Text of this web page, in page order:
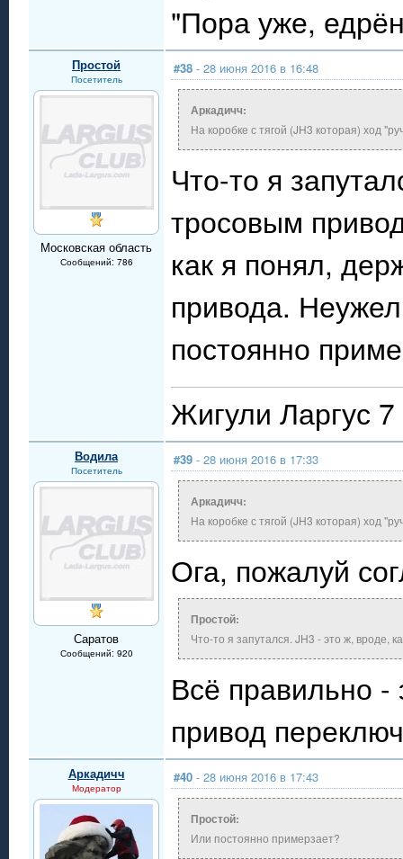
"Пора уже,
Простой
Посетитель
Московская область
Сообщений: 786
#38 - 28 июня 2016 в 16:48
Аркадичч:
На коробке с тягой (JH3 которая) ход
Что-то я
тросовым
как я понял,
привода.
постоянно
Жигули Ларгус
Водила
Посетитель
Саратов
Сообщений: 920
#39 - 28 июня 2016 в 17:33
Аркадичч:
На коробке с тягой (JH3 которая) ход
Ога, пожалуй
Простой:
Что-то я запутался. JH3 - это ж, вроде,
Всё правильно
привод
Аркадичч
Модератор
#40 - 28 июня 2016 в 17:43
Простой:
Или постоянно примерзает?